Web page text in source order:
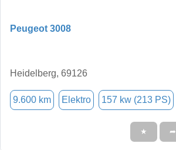
Peugeot 3008
Heidelberg, 69126
9.600 km Elektro 157 kw (213 PS)
★ ➦